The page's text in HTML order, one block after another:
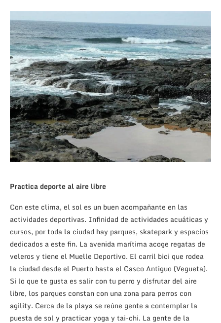
Practica deporte al aire libre
Con este clima, el sol es un buen acompañante en las
actividades deportivas. Infinidad de actividades acuáticas y
cursos, por toda la ciudad hay parques, skatepark y espacios
dedicados a este fin. La avenida marítima acoge regatas de
veleros y tiene el Muelle Deportivo. El carril bici que rodea
la ciudad desde el Puerto hasta el Casco Antiguo (Vegueta).
Si lo que te gusta es salir con tu perro y disfrutar del aire
libre, los parques constan con una zona para perros con
agility. Cerca de la playa se reúne gente a contemplar la
puesta de sol y practicar yoga y tai-chi. La gente de la